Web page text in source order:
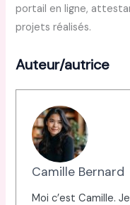
portail en ligne,
projets réalisés.
Auteur/autrice
Camille Bernard
Moi c’est Camille.